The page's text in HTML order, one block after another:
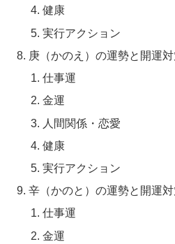
健康
実行アクション
庚（かのえ）の運勢と開運
仕事運
金運
人間関係・恋愛
健康
実行アクション
辛（かのと）の運勢と開運
仕事運
金運